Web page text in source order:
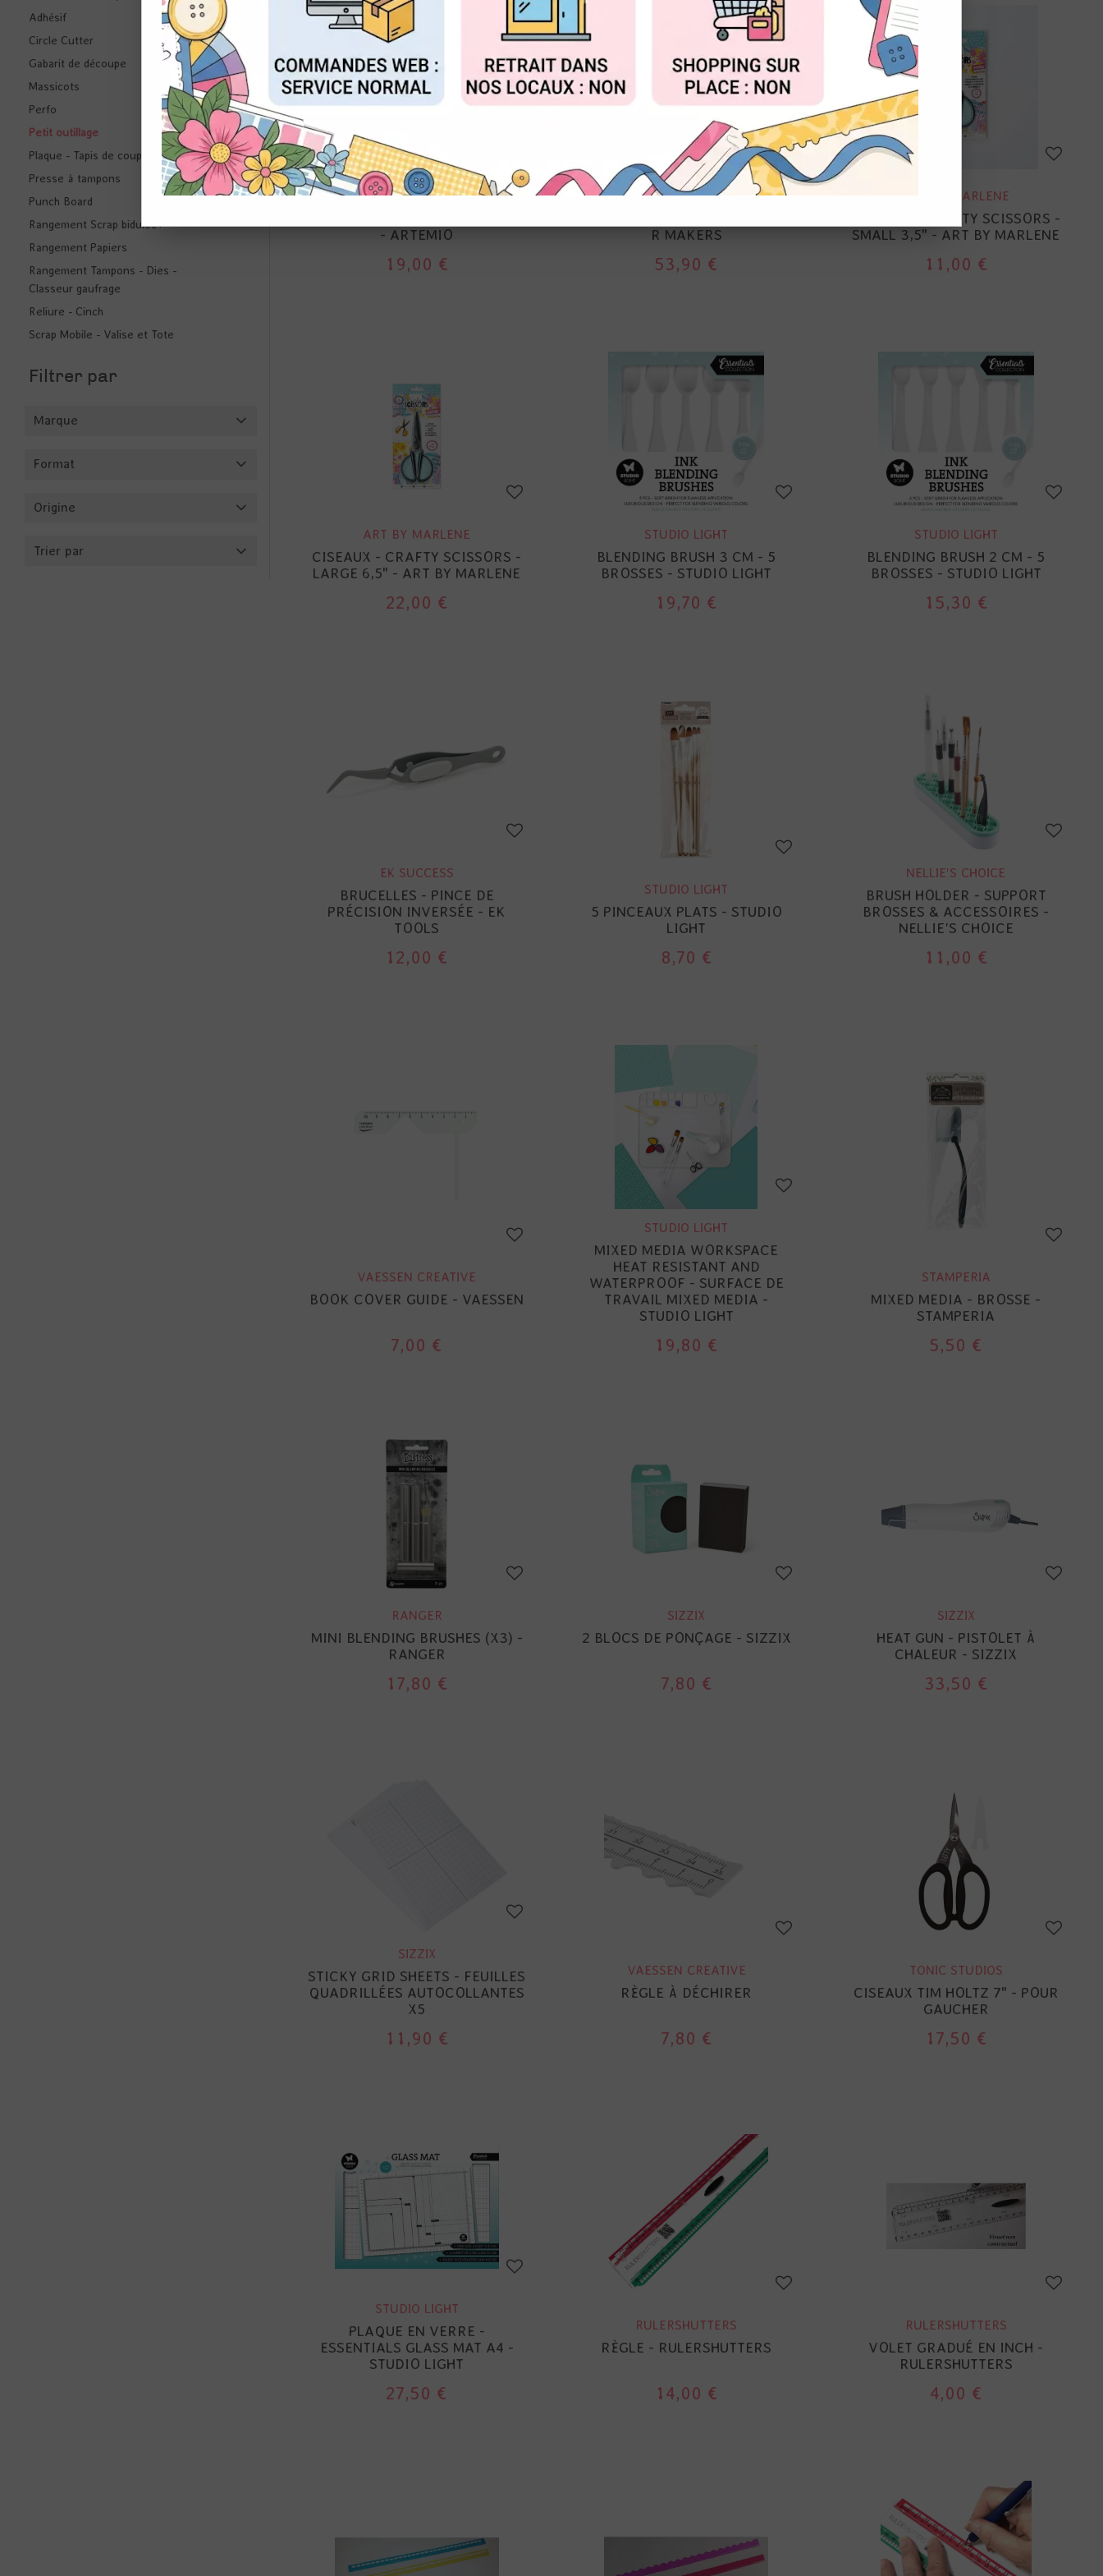
Adhésif
Circle Cutter
Gabarit de découpe
Massicots
Perfo
Petit outillage
Plaque - Tapis de coupe
Presse à tampons
Punch Board
Rangement Scrap bidules+
Rangement Papiers
Rangement Tampons - Dies -
Classeur gaufrage
Reliure - Cinch
Scrap Mobile - Valise et Tote
Filtrer par
Marque
Format
Origine
Trier par
NOUVEAU
ARTEMIO
- ARTEMIO
19,00 €
WE R MAKERS
R MAKERS
53,90 €
ART BY MARLENE
CISEAUX - CRAFTY SCISSORS -
SMALL 3,5" - ART BY MARLENE
11,00 €
ART BY MARLENE
CISEAUX - CRAFTY SCISSORS -
LARGE 6,5" - ART BY MARLENE
22,00 €
STUDIO LIGHT
BLENDING BRUSH 3 CM - 5
BROSSES - STUDIO LIGHT
19,70 €
STUDIO LIGHT
BLENDING BRUSH 2 CM - 5
BROSSES - STUDIO LIGHT
15,30 €
EK SUCCESS
BRUCELLES - PINCE DE
PRÉCISION INVERSÉE - EK
TOOLS
12,00 €
STUDIO LIGHT
5 PINCEAUX PLATS - STUDIO
LIGHT
8,70 €
NELLIE'S CHOICE
BRUSH HOLDER - SUPPORT
BROSSES & ACCESSOIRES -
NELLIE'S CHOICE
11,00 €
VAESSEN CREATIVE
BOOK COVER GUIDE - VAESSEN
7,00 €
STUDIO LIGHT
MIXED MEDIA WORKSPACE
HEAT RESISTANT AND
WATERPROOF - SURFACE DE
TRAVAIL MIXED MEDIA -
STUDIO LIGHT
19,80 €
STAMPERIA
MIXED MEDIA - BROSSE -
STAMPERIA
5,50 €
RANGER
MINI BLENDING BRUSHES (X3) -
RANGER
17,80 €
SIZZIX
2 BLOCS DE PONÇAGE - SIZZIX
7,80 €
SIZZIX
HEAT GUN - PISTOLET À
CHALEUR - SIZZIX
33,50 €
SIZZIX
STICKY GRID SHEETS - FEUILLES
QUADRILLÉES AUTOCOLLANTES
X5
11,90 €
VAESSEN CREATIVE
RÈGLE À DÉCHIRER
7,80 €
TONIC STUDIOS
CISEAUX TIM HOLTZ 7" - POUR
GAUCHER
17,50 €
STUDIO LIGHT
PLAQUE EN VERRE -
ESSENTIALS GLASS MAT A4 -
STUDIO LIGHT
27,50 €
RULERSHUTTERS
RÈGLE - RULERSHUTTERS
14,00 €
RULERSHUTTERS
VOLET GRADUÉ EN INCH -
RULERSHUTTERS
4,00 €
CONFIGURER ACCEPTER TOUT